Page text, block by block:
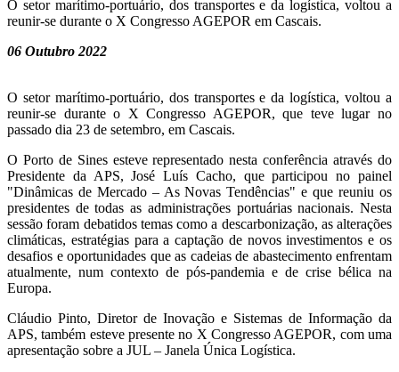
O setor marítimo-portuário, dos transportes e da logística, voltou a
reunir-se durante o X Congresso AGEPOR em Cascais.
06 Outubro 2022
O setor marítimo-portuário, dos transportes e da logística, voltou a
reunir-se durante o X Congresso AGEPOR, que teve lugar no
passado dia 23 de setembro, em Cascais.
O Porto de Sines esteve representado nesta conferência através do
Presidente da APS, José Luís Cacho, que participou no painel
"Dinâmicas de Mercado – As Novas Tendências" e que reuniu os
presidentes de todas as administrações portuárias nacionais. Nesta
sessão foram debatidos temas como a descarbonização, as alterações
climáticas, estratégias para a captação de novos investimentos e os
desafios e oportunidades que as cadeias de abastecimento enfrentam
atualmente, num contexto de pós-pandemia e de crise bélica na
Europa.
Cláudio Pinto, Diretor de Inovação e Sistemas de Informação da
APS, também esteve presente no X Congresso AGEPOR, com uma
apresentação sobre a JUL – Janela Única Logística.